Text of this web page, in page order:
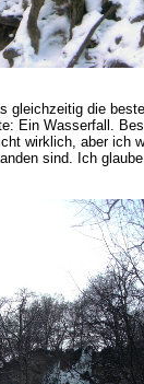
gleichzeitig die
Ein Wasserfall.
wirklich, aber ich
sind. Ich